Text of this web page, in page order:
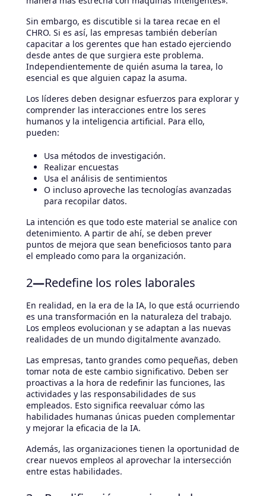
Sin embargo, es discutible si la tarea recae en el
CHRO. Si es así, las empresas también deberían
capacitar a los gerentes que han estado ejerciendo
desde antes de que surgiera este problema.
Independientemente de quién asuma la tarea, lo
esencial es que alguien capaz la asuma.
Los líderes deben designar esfuerzos para explorar y
comprender las interacciones entre los seres
humanos y la inteligencia artificial. Para ello,
pueden:
Usa métodos de investigación.
Realizar encuestas
Usa el análisis de sentimientos
O incluso aproveche las tecnologías avanzadas
para recopilar datos.
La intención es que todo este material se analice con
detenimiento. A partir de ahí, se deben prever
puntos de mejora que sean beneficiosos tanto para
el empleado como para la organización.
2—Redefine los roles laborales
En realidad, en la era de la IA, lo que está ocurriendo
es una transformación en la naturaleza del trabajo.
Los empleos evolucionan y se adaptan a las nuevas
realidades de un mundo digitalmente avanzado.
Las empresas, tanto grandes como pequeñas, deben
tomar nota de este cambio significativo. Deben ser
proactivas a la hora de redefinir las funciones, las
actividades y las responsabilidades de sus
empleados. Esto significa reevaluar cómo las
habilidades humanas únicas pueden complementar
y mejorar la eficacia de la IA.
Además, las organizaciones tienen la oportunidad de
crear nuevos empleos al aprovechar la intersección
entre estas habilidades.